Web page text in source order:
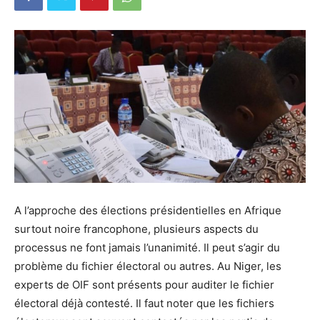
A l’approche des élections présidentielles en Afrique
surtout noire francophone, plusieurs aspects du
processus ne font jamais l’unanimité. Il peut s’agir du
problème du fichier électoral ou autres. Au Niger, les
experts de OIF sont présents pour auditer le fichier
électoral déjà contesté. Il faut noter que les fichiers